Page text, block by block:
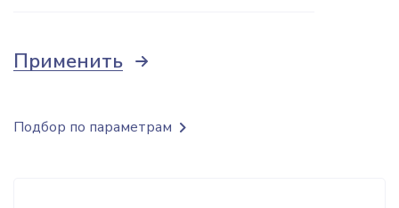
Применить
Подбор по параметрам